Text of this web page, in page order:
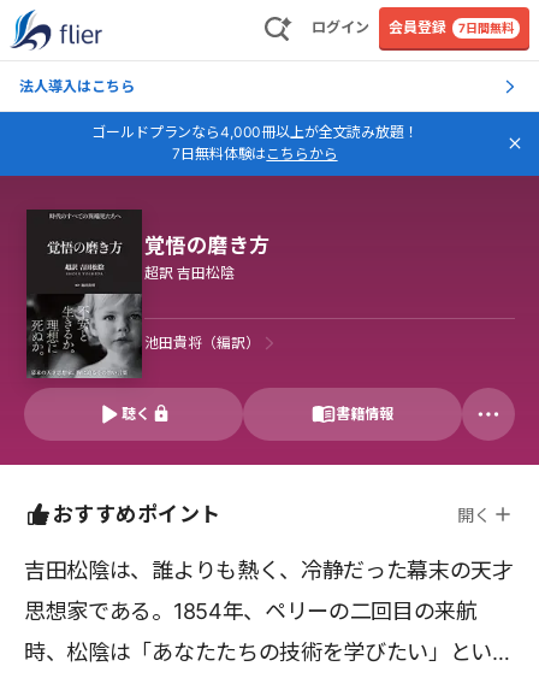
ログイン 会員登録 7日間無料
法人導入はこちら
ゴールドプランなら4,000冊以上が全文読み放題！
7日無料体験はこちらから
覚悟の磨き方
超訳 吉田松陰
池田貴将（編訳）
聴く 書籍情報
おすすめポイント 開く
吉田松陰は、誰よりも熱く、冷静だった幕末の天才
思想家である。1854年、ペリーの二回目の来航
時、松陰は「あなたたちの技術を学びたい」という